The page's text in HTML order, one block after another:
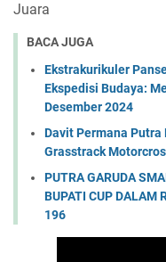
Juara
BACA JUGA
Ekstrakurikuler
Ekspedisi Budaya:
Desember 2024
Davit Permana
Grasstrack
PUTRA GARUDA
BUPATI CUP DALAM
196